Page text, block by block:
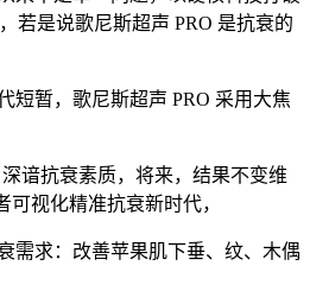
若是说歌尼斯超声 PRO 是抗衰的
暂，歌尼斯超声 PRO 采用大焦
谙抗衰素质，将来，结果不变维
视化精准抗衰新时代，
求：改善苹果肌下垂、纹、木偶